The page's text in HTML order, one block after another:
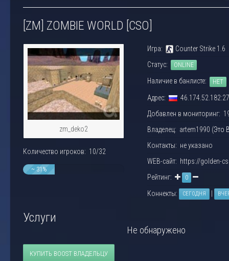
[ZM] ZOMBIE WORLD [CSO]
zm_deko2
Количество игроков: 10/32
~ 31%
Игра:
Counter Strike 1.6
Статус:
ONLINE
Наличие в банлисте: НЕТ
Адрес:
Добавлен в мониторинг:
Владелец: artem1990 (Это
Контакты: не указано
WEB-сайт: https://golden-
Рейтинг:
0
Коннекты: СЕГОДНЯ
Услуги
Не обнаружено
КУПИТЬ BOOST ВЛАДЕЛЬЦУ